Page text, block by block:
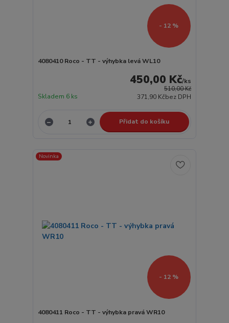
- 12 %
4080410 Roco - TT - výhybka levá WL10
510,00 Kč
450,00 Kč/ks
371,90 Kčbez DPH
Skladem 6 ks
Přidat do košíku
Novinka
- 12 %
4080411 Roco - TT - výhybka pravá WR10